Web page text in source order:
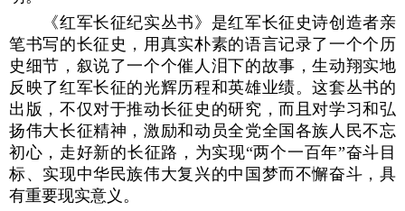
《红军长征纪实丛书》是红军长征史诗创造者亲
笔书写的长征史，用真实朴素的语言记录了一个个历
史细节，叙说了一个个催人泪下的故事，生动翔实地
反映了红军长征的光辉历程和英雄业绩。这套丛书的
出版，不仅对于推动长征史的研究，而且对学习和弘
扬伟大长征精神，激励和动员全党全国各族人民不忘
初心，走好新的长征路，为实现“两个一百年”奋斗目
标、实现中华民族伟大复兴的中国梦而不懈奋斗，具
有重要现实意义。